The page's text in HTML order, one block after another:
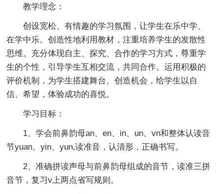
教学理念：
创设宽松、有情趣的学习氛围，让学生在乐中学、
在学中乐。创造性地利用教材，注重培养学生的发散性
思维。充分体现自主、探究、合作的学习方式，尊重学
生的个性，引导学生互相交流，共同合作。运用积极的
评价机制，为学生搭建舞台、创造机会，给学生以自
信、希望，体验成功的喜悦。
学习目标：
1、学会前鼻韵母an、en、in、un、vn和整体认读音
节yuan、yin、yun,读准音，认清形，正确书写。
2、准确拼读声母与前鼻韵母组成的音节，读准三拼
音节，复习v上两点省写规则。